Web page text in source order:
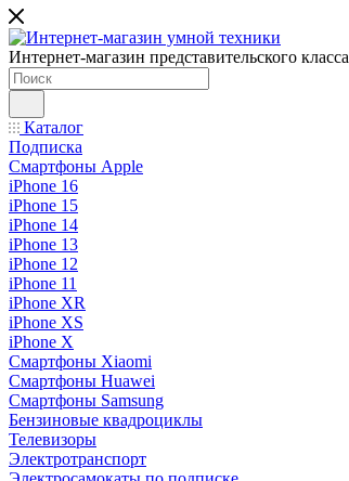
Интернет-магазин представительского класса
Каталог
Подписка
Смартфоны Apple
iPhone 16
iPhone 15
iPhone 14
iPhone 13
iPhone 12
iPhone 11
iPhone XR
iPhone XS
iPhone X
Смартфоны Xiaomi
Смартфоны Huawei
Смартфоны Samsung
Бензиновые квадроциклы
Телевизоры
Электротранспорт